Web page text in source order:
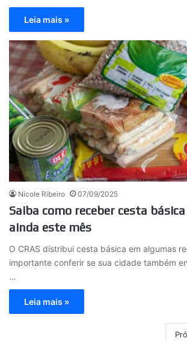
Leia mais »
Nicole Ribeiro 07/09/2025
Saiba como receber cesta básica
ainda este mês
O CRAS distribui cesta básica em algumas
importante conferir se sua cidade também
…
Leia mais »